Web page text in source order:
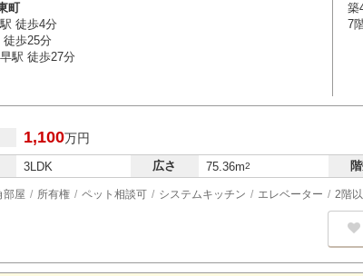
町
徒歩4分
歩25分
駅 徒歩27分
築
7
1,100万円
3LDK 広さ 75.36m2
部屋 所有権 ペット相談可 システムキッチン エレベーター 2階